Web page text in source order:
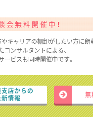
会無料開催中！
やキャリアの棚卸がしたい方に朗
コンサルタントによる、
ービスも同時開催中です。
店からの
情報
無